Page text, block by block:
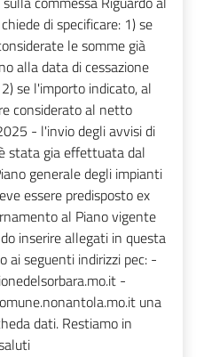
di specificare: 1) se
le somme già
alla data di cessazione
se l'importo indicato, al
considerato al netto
- l'invio degli avvisi di
stata gia effettuata dal
generale degli impianti
essere predisposto ex
al Piano vigente
inserire allegati in questa
ai seguenti indirizzi pec: -
-
una
dati. Restiamo in